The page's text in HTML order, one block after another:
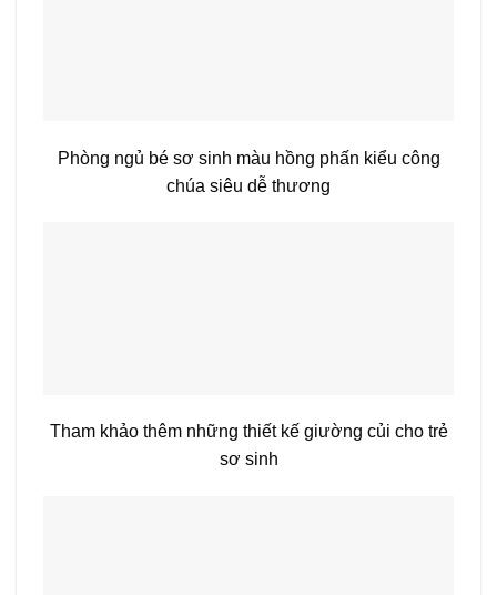
Phòng ngủ bé sơ sinh màu hồng phấn kiểu công
chúa siêu dễ thương
Tham khảo thêm những thiết kế giường củi cho trẻ
sơ sinh